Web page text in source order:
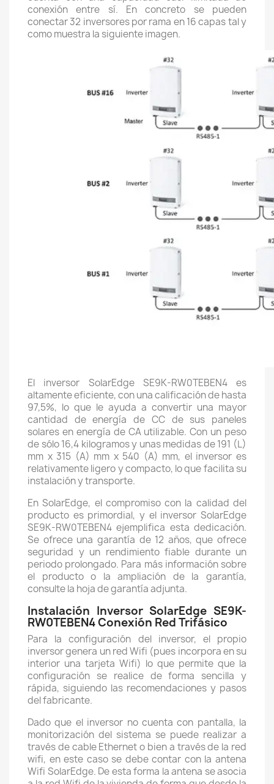
conexión entre sí. En concreto se pueden
conectar 32 inversores por rama en 16 capas tal y
como muestra la siguiente imagen.
El inversor SolarEdge SE9K-RW0TEBEN4 es
altamente eficiente, con una calificación de hasta
97,5%, lo que le ayuda a convertir una mayor
cantidad de energía de CC de sus paneles
solares en energía de CA utilizable. Con un peso
de sólo 16,4 kilogramos y unas medidas de 191 (L)
mm x 315 (A) mm x 540 (A) mm, el inversor es
relativamente ligero y compacto, lo que facilita su
instalación y transporte.
En SolarEdge, el compromiso con la calidad del
producto es primordial, y el inversor SolarEdge
SE9K-RW0TEBEN4 ejemplifica esta dedicación.
Se ofrece una garantía de 12 años, que ofrece
seguridad y un rendimiento fiable durante un
periodo prolongado. Para más información sobre
el producto o la ampliación de la garantía,
consulte la hoja de garantía adjunta.
Instalación Inversor SolarEdge SE9K-
RW0TEBEN4 Conexión Red Trifásico
Para la configuración del inversor, el propio
inversor genera un red Wifi (pues incorpora en su
interior una tarjeta Wifi) lo que permite que la
configuración se realice de forma sencilla y
rápida, siguiendo las recomendaciones y pasos
del fabricante.
Dado que el inversor no cuenta con pantalla, la
monitorización del sistema se puede realizar a
través de cable Ethernet o bien a través de la red
wifi, en este caso se debe contar con la antena
Wifi SolarEdge. De esta forma la antena se asocia